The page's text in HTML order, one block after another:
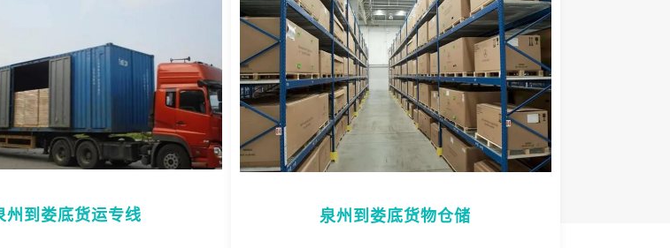
州到娄底货运专线 泉州到娄底货物仓储